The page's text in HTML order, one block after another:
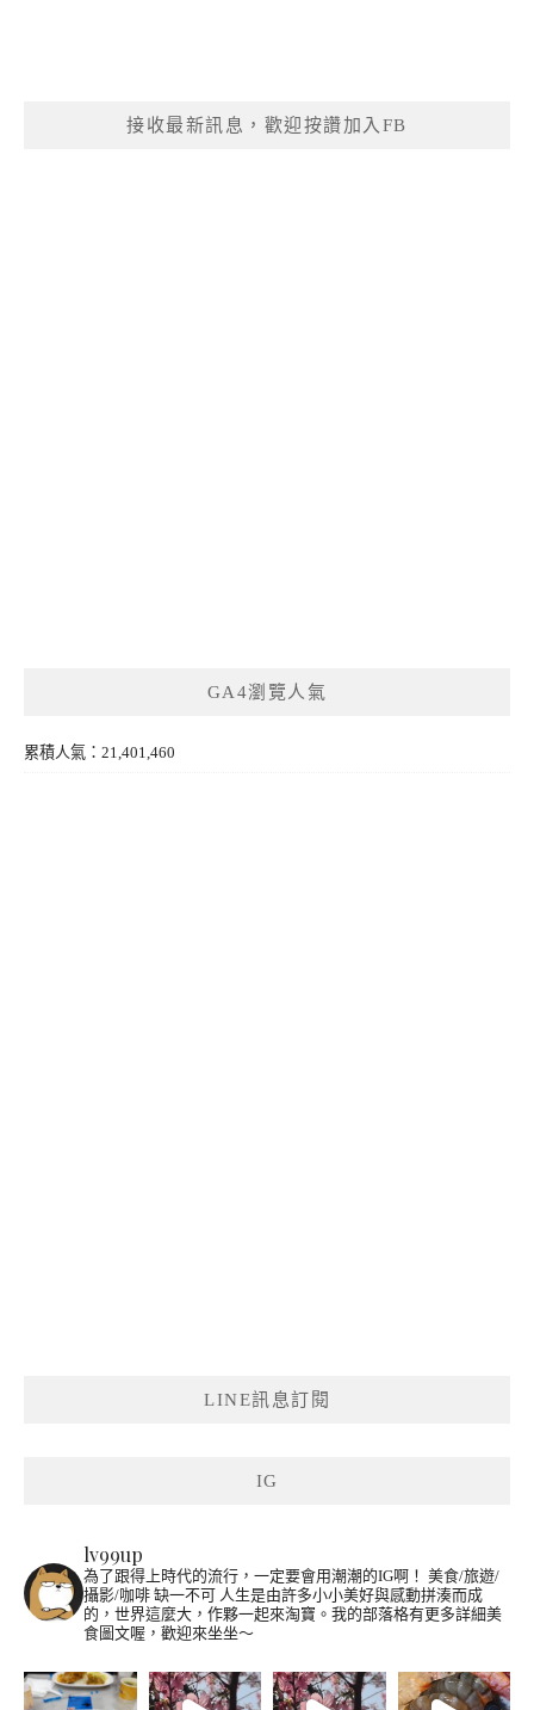
接收最新訊息，歡迎按讚加入FB
GA4瀏覽人氣
累積人氣：21,401,460
LINE訊息訂閱
IG
lv99up
為了跟得上時代的流行，一定要會用潮潮的IG啊！ 美食/旅遊/
攝影/咖啡 缺一不可 人生是由許多小小美好與感動拼湊而成
的，世界這麼大，作夥一起來淘寶。我的部落格有更多詳細美
食圖文喔，歡迎來坐坐～